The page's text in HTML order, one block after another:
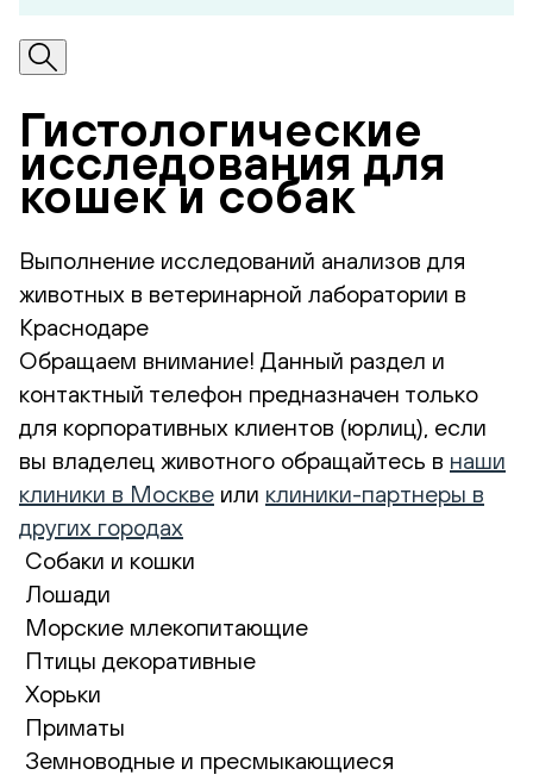
Гистологические
исследования для
кошек и собак
Выполнение исследований анализов для
животных в ветеринарной лаборатории в
Краснодаре
Обращаем внимание! Данный раздел и
контактный телефон предназначен только
для корпоративных клиентов (юрлиц), если
вы владелец животного обращайтесь в наши
клиники в Москве или клиники-партнеры в
других городах
Собаки и кошки
Лошади
Морские млекопитающие
Птицы декоративные
Хорьки
Приматы
Земноводные и пресмыкающиеся